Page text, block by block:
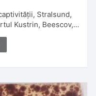
Stralsund,
Kustrin, Beescov,
G Caracaș, 1920